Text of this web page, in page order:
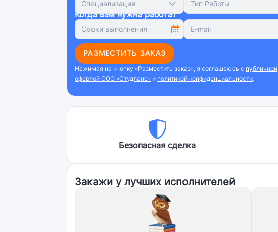
Специализация Тип Работы
Когда вам нужна работа?
РАЗМЕСТИТЬ ЗАКАЗ
Нажимая на кнопку «Разместить заказ», я соглашаюсь с публичной
офертой ООО «Студланс» и политикой конфиденциальности.
Безопасная сделка
Закажи у лучших исполнителей